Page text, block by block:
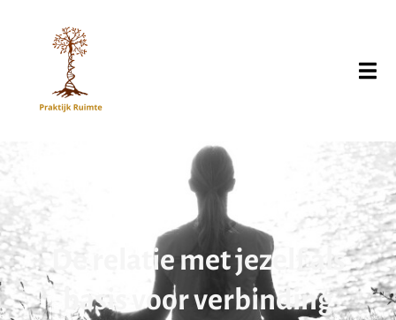
D e ie metjeze fals
asis voorverbinding